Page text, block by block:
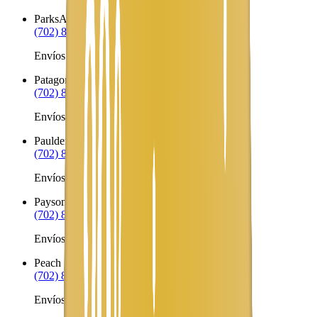
ParksAZ
(702) 879-8299
Envíos a Nicaragua desde Parks
Patagonia
AZ
(702) 879-8299
Envíos a Nicaragua desde Patagonia
Paulden
(702) 879-8299
Envíos a Nicaragua desde Paulden
Payson
(702) 879-8299
Envíos a Nicaragua desde Payson
Peach Springs
(702) 879-8299
Envíos a Nicaragua desde Peach Springs